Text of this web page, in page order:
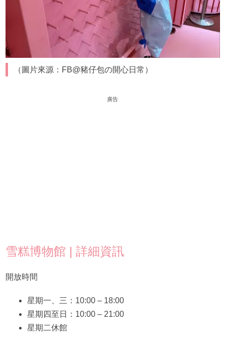
（圖片來源：FB@豬仔包の開心日常）
廣告
雪糕博物館 | 詳細資訊
開放時間
星期一、三：10:00 – 18:00
星期四至日：10:00 – 21:00
星期二休館